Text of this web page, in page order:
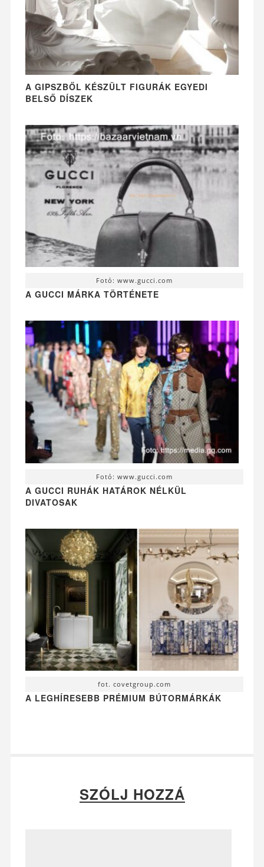
A GIPSZBŐL KÉSZÜLT FIGURÁK EGYEDI
BELSŐ DÍSZEK
Fotó: www.gucci.com
A GUCCI MÁRKA TÖRTÉNETE
Fotó: www.gucci.com
A GUCCI RUHÁK HATÁROK NÉLKÜL
DIVATOSAK
fot. covetgroup.com
A LEGHÍRESEBB PRÉMIUM BÚTORMÁRKÁK
SZÓLJ HOZZÁ